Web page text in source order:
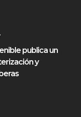
publica un
y